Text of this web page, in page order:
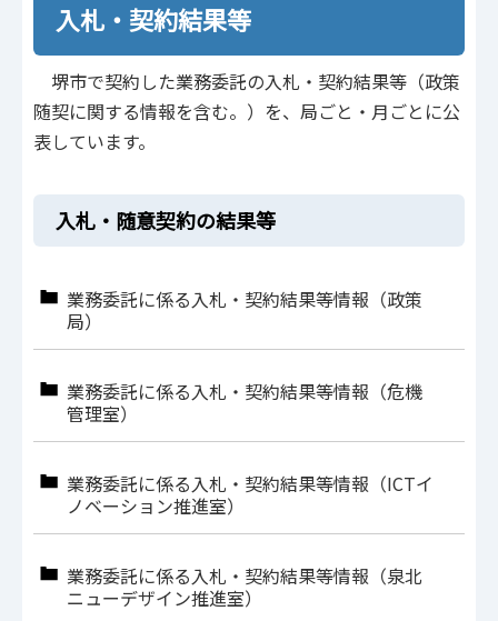
入札・契約結果等
堺市で契約した業務委託の入札・契約結果等（政策
随契に関する情報を含む。）を、局ごと・月ごとに公
表しています。
入札・随意契約の結果等
業務委託に係る入札・契約結果等情報（政策
局）
業務委託に係る入札・契約結果等情報（危機
管理室）
業務委託に係る入札・契約結果等情報（ICTイ
ノベーション推進室）
業務委託に係る入札・契約結果等情報（泉北
ニューデザイン推進室）